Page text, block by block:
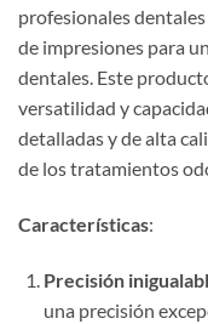
profesionales
de impresiones para
dentales. Este
versatilidad y
detalladas y de alta
de los tratamientos
Características:
Precisión
una precisión